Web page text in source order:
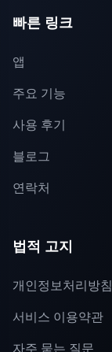
빠른 링크
앱
주요 기능
사용 후기
블로그
연락처
법적 고지
개인정보처리방침
서비스 이용약관
자주 묻는 질문